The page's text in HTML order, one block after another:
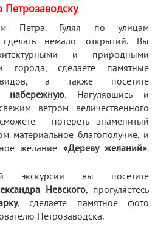
Петрозаводску
Петра. Гуляя по улицам
немало открытий. Вы
и природными
города, сделаете памятные
а также посетите
набережную. Нагулявшись и
ветром величественного
потереть знаменитый
материальное благополучие, и
желание«Дереву желаний».
экскурсии вы посетите
Невского, прогуляетесь
, сделаете памятное фото
Петрозаводска.